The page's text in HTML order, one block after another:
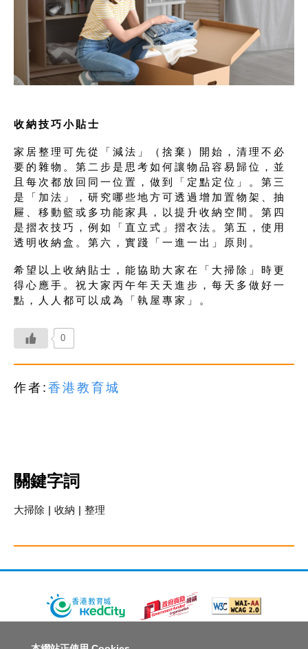
收納技巧小貼士
家居整理可先從「減法」（捨棄）開始，清理不必
要的雜物。第二步是思考如何讓物品容易歸位，並
且每次都放回同一位置，做到「定點定位」。第三
是「加法」，研究哪些地方可透過增加置物架、抽
屜、移動籃或多功能家具，以提升收納空間。第四
是摺衣技巧，例如「直立式」摺衣法。第五，使用
透明收納盒。第六，實踐「一進一出」原則。
希望以上收納貼士，能協助大家在「大掃除」時更
得心應手。祝大家丙午年天天進步，每天多做好一
點，人人都可以成為「執屋專家」。
0
作者: 香港教育城
關鍵字詞
大掃除 | 收納 | 整理